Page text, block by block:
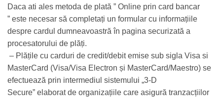
Daca ati ales metoda de plată ” Online prin card bancar
” este necesar să completați un formular cu informațiile
despre cardul dumneavoastră în pagina securizată a
procesatorului de plăți.
– Plățile cu carduri de credit/debit emise sub sigla Visa si
MasterCard (Visa/Visa Electron și MasterCard/Maestro) se
efectuează prin intermediul sistemului „3-D
Secure” elaborat de organizațiile care asigură tranzacțiilor